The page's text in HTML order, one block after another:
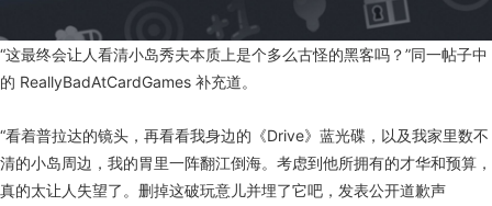
“这最终会让人看清小岛秀夫本质上是个多么古怪的黑客吗？”同一帖子中
的 ReallyBadAtCardGames 补充道。
“看着普拉达的镜头，再看看我身边的《Drive》蓝光碟，以及我家里数不
清的小岛周边，我的胃里一阵翻江倒海。考虑到他所拥有的才华和预算，
真的太让人失望了。删掉这破玩意儿并埋了它吧，发表公开道歉声